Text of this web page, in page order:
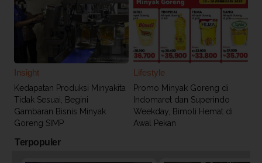
Insight
Kedapatan Produksi Minyakita
Tidak Sesuai, Begini
Gambaran Bisnis Minyak
Goreng SIMP
Lifestyle
Promo Minyak Goreng di
Indomaret dan Superindo
Weekday, Bimoli Hemat di
Awal Pekan
Terpopuler